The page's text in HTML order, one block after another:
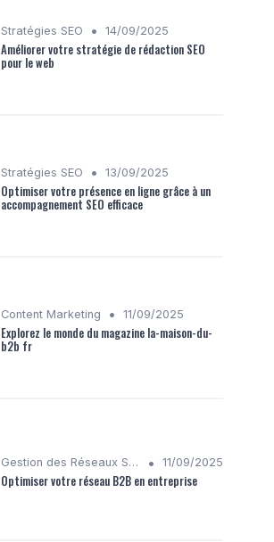
Stratégies SEO • 14/09/2025
Améliorer votre stratégie de rédaction SEO
pour le web
Stratégies SEO • 13/09/2025
Optimiser votre présence en ligne grâce à un
accompagnement SEO efficace
Content Marketing • 11/09/2025
Explorez le monde du magazine la-maison-du-
b2b fr
Gestion des Réseaux Sociaux • 11/09/2025
Optimiser votre réseau B2B en entreprise